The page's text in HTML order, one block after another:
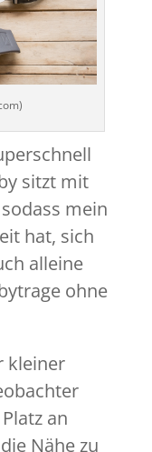
sitzt mit
mein
hat, sich
alleine
ohne
kleiner
an
Nähe zu